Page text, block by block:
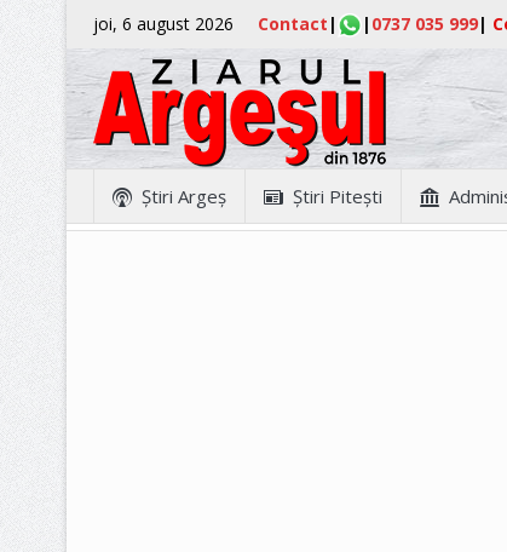
joi, 6 august 2026 Contact | | 0737 035 999|
Ştiri Argeş Ştiri Piteşti